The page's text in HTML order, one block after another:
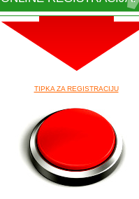
TIPKA ZA REGISTRACIJU